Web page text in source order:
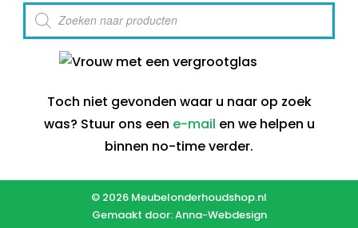
Producten
zoeken
Toch niet gevonden waar u naar op zoek
was? Stuur ons een e-mail en we helpen u
binnen no-time verder.
© 2026 Meubelonderhoudshop.nl
Gemaakt door:Anna-Webdesign